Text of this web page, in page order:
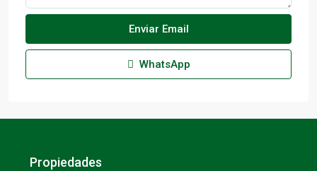
Enviar Email
WhatsApp
Propiedades